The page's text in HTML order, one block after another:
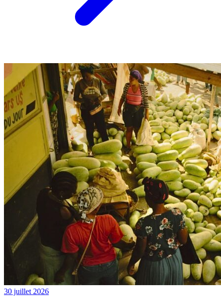
30 juillet 2026